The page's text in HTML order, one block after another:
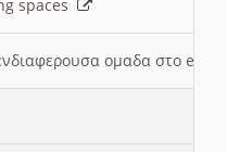
spaces
ομαδα στο e-